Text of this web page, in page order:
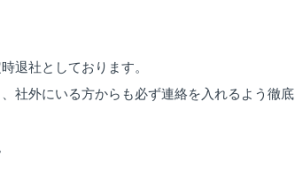
退社としております。
社外にいる方からも必ず連絡を入れるよう徹底